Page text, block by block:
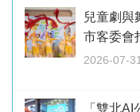
兒童劇
市客委會
2026-07-
「雙北